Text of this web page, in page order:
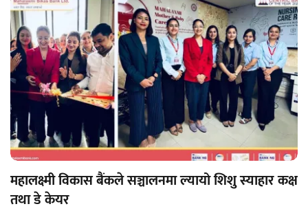
महालक्ष्मी विकास बैंकले सञ्चालनमा ल्यायो शिशु स्याहार कक्ष
तथा डे केयर